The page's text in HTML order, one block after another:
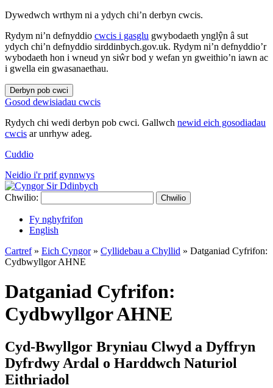
Dywedwch wrthym ni a ydych chi’n derbyn cwcis.
Rydym ni’n defnyddio cwcis i gasglu gwybodaeth ynglŷn â sut
ydych chi’n defnyddio sirddinbych.gov.uk. Rydym ni’n defnyddio’r
wybodaeth hon i wneud yn siŵr bod y wefan yn gweithio’n iawn ac
i gwella ein gwasanaethau.
Derbyn pob cwci
Gosod dewisiadau cwcis
Rydych chi wedi derbyn pob cwci. Gallwch newid eich gosodiadau
cwcis ar unrhyw adeg.
Cuddio
Neidio i'r prif gynnwys
Chwilio: Chwilio
Fy nghyfrifon
English
Cartref» Eich Cyngor» Cyllidebau a Chyllid » Datganiad Cyfrifon:
Cydbwyllgor AHNE
Datganiad Cyfrifon:
Cydbwyllgor AHNE
Cyd-Bwyllgor Bryniau Clwyd a Dyffryn
Dyfrdwy Ardal o Harddwch Naturiol
Eithriadol